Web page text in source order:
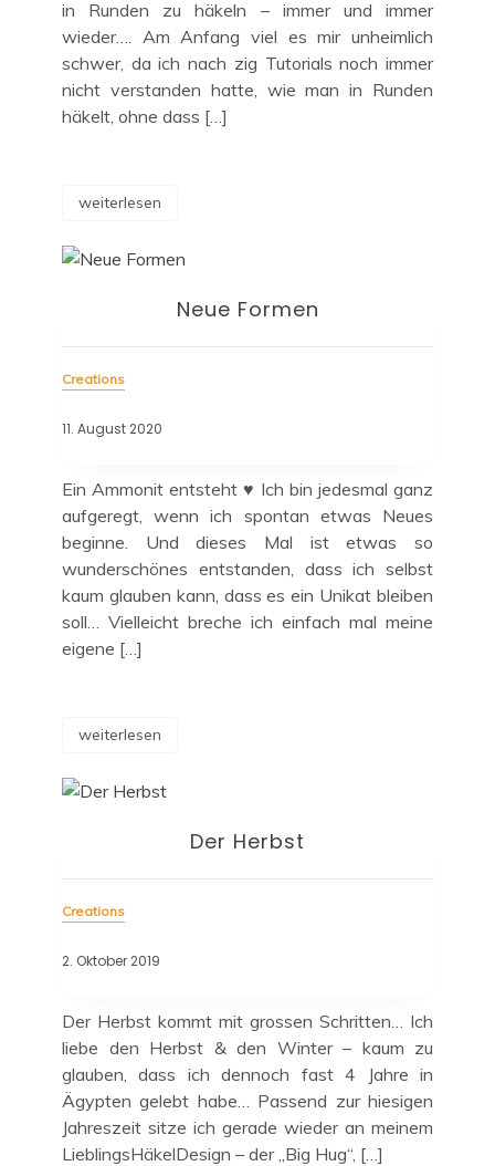
in Runden zu häkeln – immer und immer
wieder…. Am Anfang viel es mir unheimlich
schwer, da ich nach zig Tutorials noch immer
nicht verstanden hatte, wie man in Runden
häkelt, ohne dass […]
weiterlesen
Neue Formen
Creations
11. August 2020
Ein Ammonit entsteht ♥ Ich bin jedesmal ganz
aufgeregt, wenn ich spontan etwas Neues
beginne. Und dieses Mal ist etwas so
wunderschönes entstanden, dass ich selbst
kaum glauben kann, dass es ein Unikat bleiben
soll… Vielleicht breche ich einfach mal meine
eigene […]
weiterlesen
Der Herbst
Creations
2. Oktober 2019
Der Herbst kommt mit grossen Schritten… Ich
liebe den Herbst & den Winter – kaum zu
glauben, dass ich dennoch fast 4 Jahre in
Ägypten gelebt habe… Passend zur hiesigen
Jahreszeit sitze ich gerade wieder an meinem
LieblingsHäkelDesign – der „Big Hug“, […]